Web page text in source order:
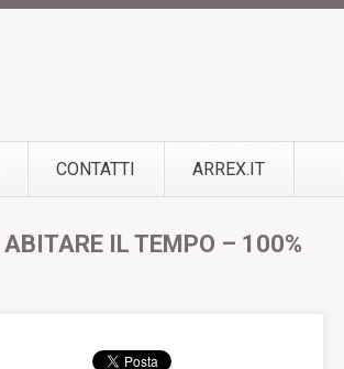
CONTATTI ARREX.IT
IL TEMPO – 100%